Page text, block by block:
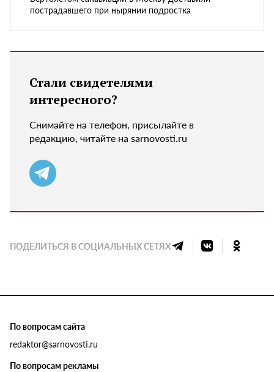
пострадавшего при нырянии подростка
Стали свидетелями
интересного?
Снимайте на телефон, присылайте в
редакцию, читайте на sarnovosti.ru
ПОДЕЛИТЬСЯ В СОЦИАЛЬНЫХ СЕТЯХ
По вопросам сайта
redaktor@sarnovosti.ru
По вопросам рекламы